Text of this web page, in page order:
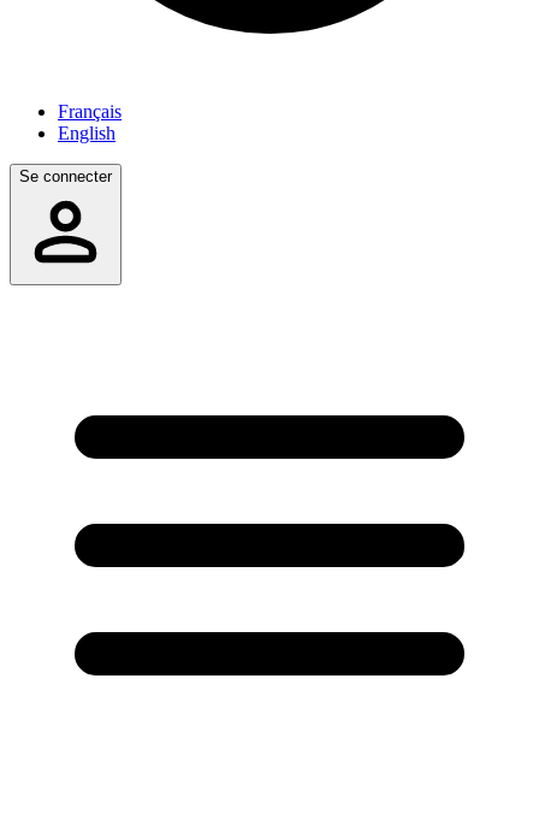
Français
English
Se connecter